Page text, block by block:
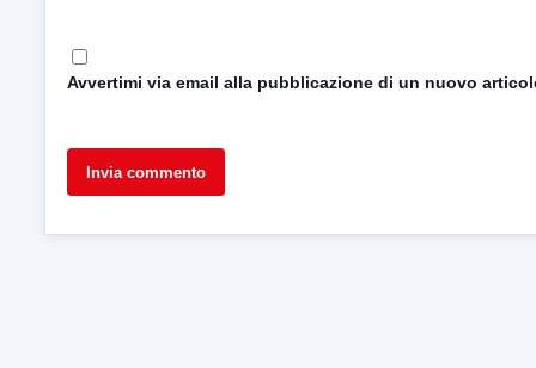
Avvertimi via email alla pubblicazione di un nuovo